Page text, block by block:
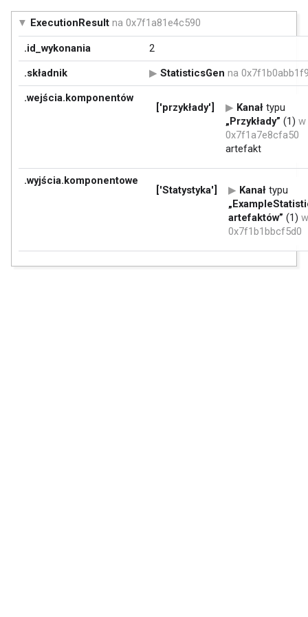
ExecutionResult na 0x7f1a81e4c590
.id_wykonania
2
.składnik
StatisticsGen na
.wejścia.komponentów
['przykłady'] Kanał typu
„Przykłady” (1) w
0x7f1a7e8cfa50
artefakt
.wyjścia.komponentowe
['Statystyka'] Kanał typu
artefaktów” (1) w
0x7f1b1bbcf5d0